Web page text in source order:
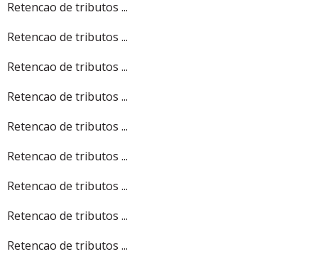
Retencao de tributos ...
Retencao de tributos ...
Retencao de tributos ...
Retencao de tributos ...
Retencao de tributos ...
Retencao de tributos ...
Retencao de tributos ...
Retencao de tributos ...
Retencao de tributos ...